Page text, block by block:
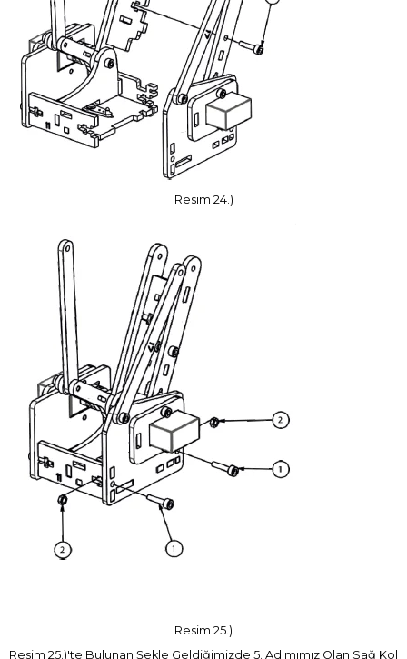
Resim 24.)
Resim 25.)
Resim 25.)'te Bulunan Şekle Geldiğimizde 5. Adımımız Olan Sağ Kol